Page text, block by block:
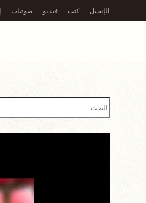
Skip to main content
الإنجيل كتب فيديو صوتيات